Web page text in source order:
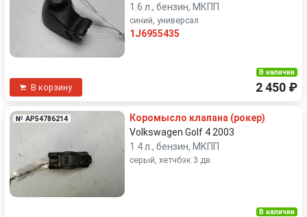
1.6 л., бензин, МКПП
синий, универсал
1J6955435
В корзину
В наличии
2 450 ₽
№ AP54786214
Коромысло клапана (рокер)
Volkswagen Golf 4 2003
1.4 л., бензин, МКПП
серый, хетчбэк 3 дв.
В наличии